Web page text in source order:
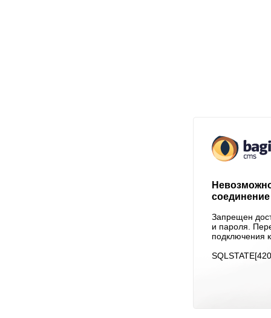
Запрещен
и пароля.
подключения